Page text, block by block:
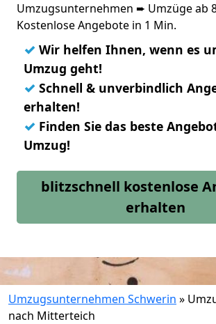
Umzugsunternehmen ➨ Umzüge ab
Kostenlose Angebote in 1 Min.
✓ Wir helfen Ihnen, wenn es
Umzug geht!
✓ Schnell & unverbindlich
erhalten!
✓ Finden Sie das beste
Umzug!
blitzschnell kostenlose
erhalten
Umzugsunternehmen Schwerin »
nach Mitterteich